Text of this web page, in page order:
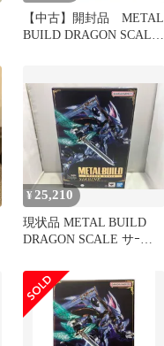
【中古】開封品 METAL
BUILD DRAGON SCALE
New Story of Aura Battler
DUNBINE-」 魂ウェブ商
店限定
¥25,210
現状品 METAL BUILD
DRAGON SCALE サｰバ
聖戦士ダンバイン